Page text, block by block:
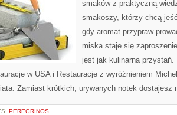
smaków z praktyczną
smakoszy, którzy chcą
gdy aromat przypraw
miska staje się
jest jak kulinarna
w USA i Restauracje z wyróżnieniem
Zamiast krótkich, urywanych notek
PEREGRINOS